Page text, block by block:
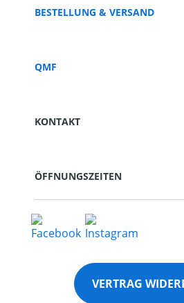
BESTELLUNG & VERSAND
QMF
KONTAKT
ÖFFNUNGSZEITEN
VERTRAG